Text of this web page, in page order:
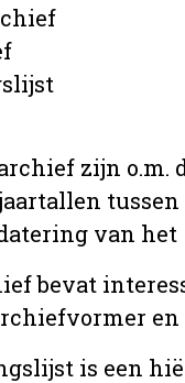
zijn o.m.
van
bevat
is een